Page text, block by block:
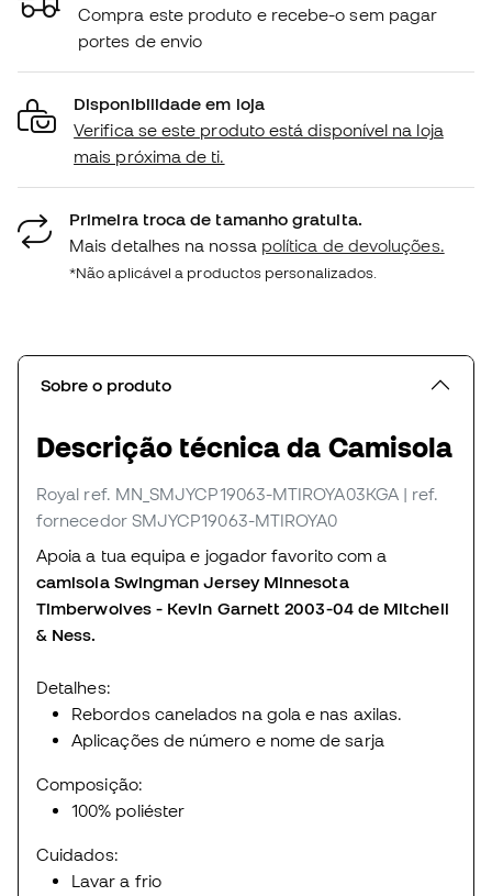
Compra este produto e recebe-o sem pagar
portes de envio
Disponibilidade em loja
Verifica se este produto está disponível na loja
mais próxima de ti.
Primeira troca de tamanho gratuita.
Mais detalhes na nossa política de devoluções.
*Não aplicável a productos personalizados.
Sobre o produto
Descrição técnica da Camisola
Royal ref. MN_SMJYCP19063-MTIROYA03KGA | ref.
fornecedor SMJYCP19063-MTIROYA0
Apoia a tua equipa e jogador favorito com a
camisola Swingman Jersey Minnesota
Timberwolves - Kevin Garnett 2003-04 de Mitchell
& Ness.
Detalhes:
Rebordos canelados na gola e nas axilas.
Aplicações de número e nome de sarja
Composição:
100% poliéster
Cuidados:
Lavar a frio